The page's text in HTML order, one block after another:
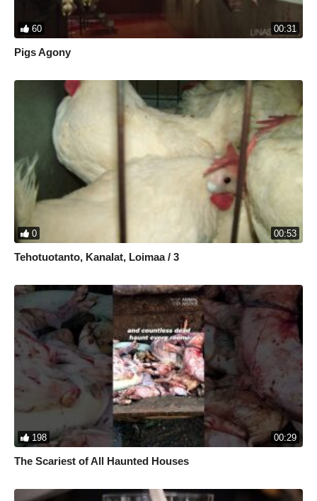
60 00:31
Pigs Agony
0 00:53
Tehotuotanto, Kanalat, Loimaa / 3
198 00:29
The Scariest of All Haunted Houses